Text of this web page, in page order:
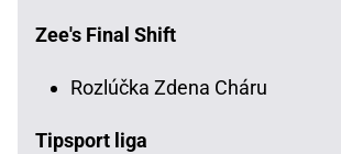
Zee's Final Shift
Rozlúčka Zdena Cháru
Tipsport liga